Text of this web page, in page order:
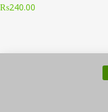
₨240.00